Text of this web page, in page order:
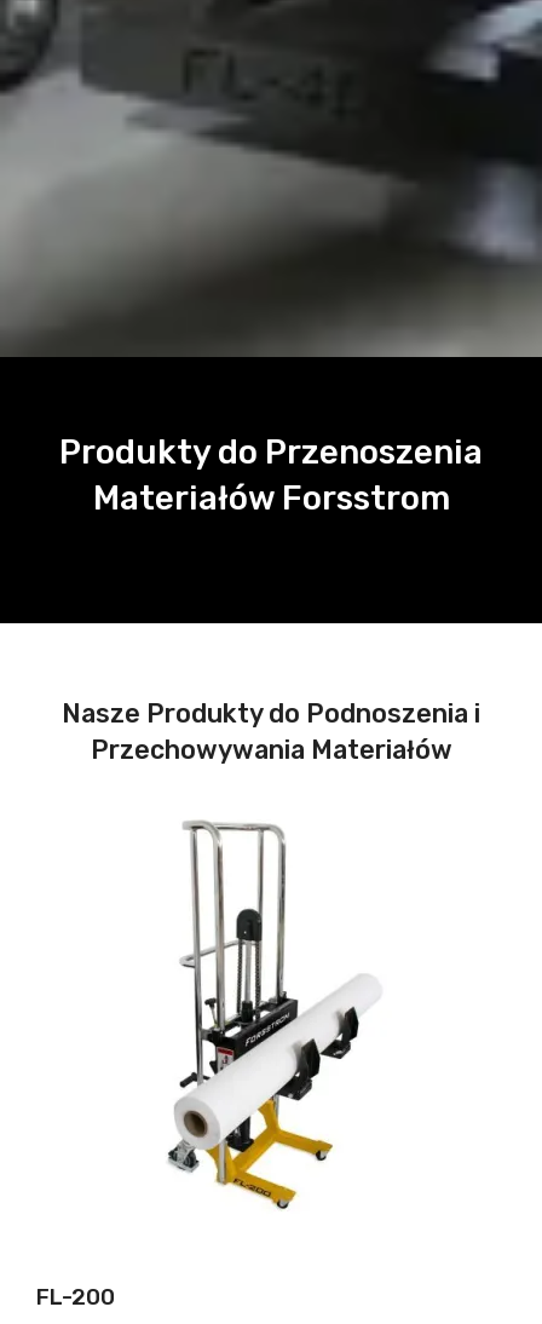
Produkty do Przenoszenia
Materiałów Forsstrom
Nasze Produkty do Podnoszenia i
Przechowywania Materiałów
FL-200